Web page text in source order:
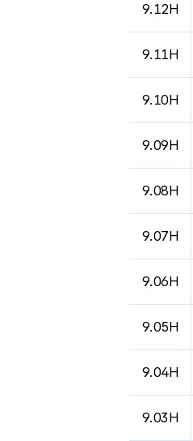
9.12H
9.11H
9.10H
9.09H
9.08H
9.07H
9.06H
9.05H
9.04H
9.03H